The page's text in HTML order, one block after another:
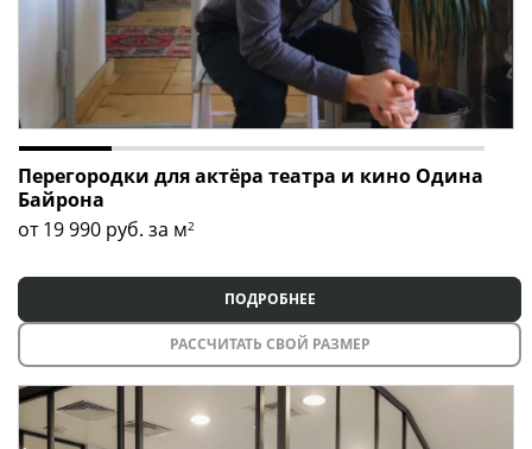
Перегородки для актёра театра и кино Одина
Байрона
от 19 990 руб. за м2
ПОДРОБНЕЕ
РАССЧИТАТЬ СВОЙ РАЗМЕР